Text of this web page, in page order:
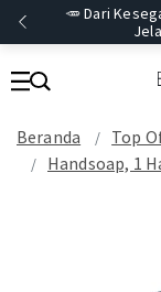
🥕 Dari
Beranda Top
Handsoap, 1